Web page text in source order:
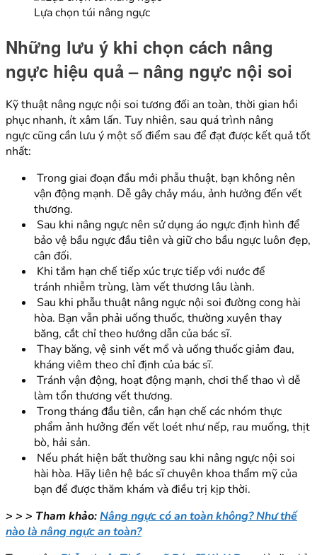
Lựa chọn túi nâng ngực
Những lưu ý khi chọn cách nâng
ngực hiệu quả – nâng ngực nội soi
Kỹ thuật nâng ngực nội soi tương đối an toàn, thời gian hồi
phục nhanh, ít xâm lấn. Tuy nhiên, sau quá trình nâng
ngực cũng cần lưu ý một số điểm sau để đạt được kết quả tốt
nhất:
Trong giai đoạn đầu mới phẫu thuật, bạn không nên
vận động mạnh. Dễ gây chảy máu, ảnh hưởng đến vết
thương.
Sau khi nâng ngực nên sử dụng áo ngực định hình để
bảo vệ bầu ngực đầu tiên và giữ cho bầu ngực luôn đẹp,
cân đối.
Khi tắm hạn chế tiếp xúc trực tiếp với nước để
tránh nhiễm trùng, làm vết thương lâu lành.
Sau khi phẫu thuật nâng ngực nội soi đường cong hài
hòa. Bạn vẫn phải uống thuốc, thường xuyên thay
băng, cắt chỉ theo hướng dẫn của bác sĩ.
Thay băng, vệ sinh vết mổ và uống thuốc giảm đau,
kháng viêm theo chỉ định của bác sĩ.
Tránh vận động, hoạt động mạnh, chơi thể thao vì dễ
làm tổn thương vết thương.
Trong tháng đầu tiên, cần hạn chế các nhóm thực
phẩm ảnh hưởng đến vết loét như nếp, rau muống, thịt
bò, hải sản.
Nếu phát hiện bất thường sau khi nâng ngực nội soi
hài hòa. Hãy liên hệ bác sĩ chuyên khoa thẩm mỹ của
bạn để được thăm khám và điều trị kịp thời.
> > > Tham khảo:Nâng ngực có an toàn không? Như thế
nào là nâng ngực an toàn?